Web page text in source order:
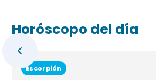
Horóscopo del día
Escorpión